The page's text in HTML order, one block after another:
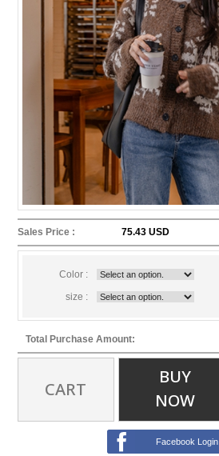
Sales Price : 75.43 USD
Color :
size :
Total Purchase Amount:
CART
BUY
NOW
Facebook Login